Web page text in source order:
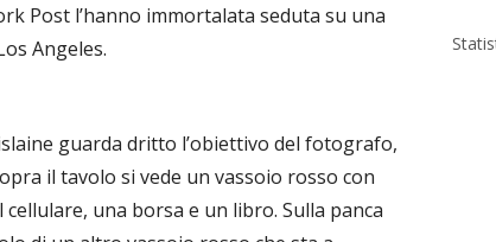
Post l’hanno immortalata seduta su una
Angeles.
guarda dritto l’obiettivo del fotografo,
il tavolo si vede un vassoio rosso con
una borsa e un libro. Sulla panca